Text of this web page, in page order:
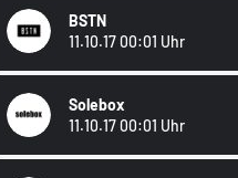
BSTN
11.10.17 00:01 Uhr
Solebox
11.10.17 00:01 Uhr